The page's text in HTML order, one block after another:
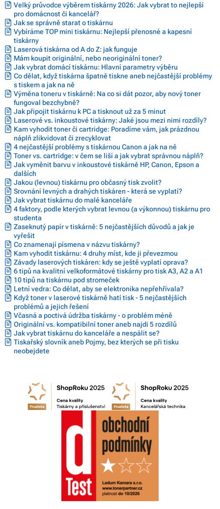
Velký průvodce výběrem tiskárny 2026: Jak vybrat to nejlepší
pro domácnost či kancelář?
Jak se správně starat o tiskárnu
Vybíráme TOP mini tiskárnu: Nejlepší přenosné a kapesní
tiskárny
Laserová tiskárna od A do Z: jak funguje
Mám koupit originální, nebo neoriginální toner?
Jak vybrat domácí tiskárnu: Hlavní parametry výběru
Co dělat, když tiskárna špatně tiskne aneb nejčastější problémy
s tiskem a jak na ně
Výměna toneru v tiskárně: Na co si dát pozor, aby nový toner
fungoval bezchybně?
Jak připojit tiskárnu k PC a tisknout už za 5 minut
Laserové vs. inkoustové tiskárny: Jaké jsou mezi nimi rozdíly?
Kam vyhodit toner či cartridge: Poradíme vám, jak prázdnou
náplň zlikvidovat či zrecyklovat
4 nejčastější problémy s tiskárnou Canon a jak na ně
Toner vs. cartridge: v čem se liší a jak vybrat správnou náplň?
Jak vyměnit barvu v inkoustové tiskárně HP, Canon, Epson a
dalších
Jakou (levnou) tiskárnu pro občasný tisk zvolit?
Srovnání levných a drahých tiskáren - která se vyplatí?
Jak vybrat tiskárnu do malé kanceláře
4 faktory, podle kterých vybrat levnou (a výkonnou) tiskárnu pro
studenta
Zaseknutý papír v tiskárně: 5 nejčastějších důvodů a jak je
vyřešit
Co znamenají písmena v názvu tiskárny?
Kam vyhodit tiskárnu: 4 druhy míst, kde ji převezmou
Závady laserových tiskáren: kdy se ještě vyplatí oprava?
6 tipů na kvalitní velkoformátové tiskárny pro tisk A3, A2 a A1
10 tipů na tiskárnu pod stromeček
Letní vedra: Co dělat, aby se elektronika nepřehřívala?
Když toner v laserové tiskárně hatí tisk - 5 nejčastějších
problémů a jejich řešení
Včasná a poctivá údržba tiskárny - o problém méně
Originální vs. kompatibilní toner aneb najdi 5 rozdílů
Jak vybrat tiskárnu do kanceláře a nespálit se?
Tiskařský slovník aneb Pojmy, bez kterých se při tisku
neobejdete